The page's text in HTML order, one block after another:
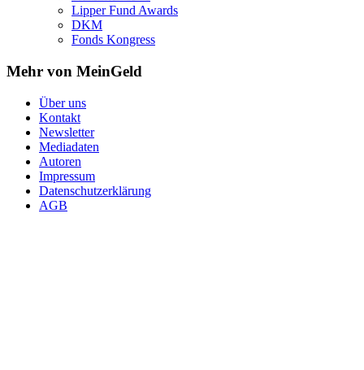
Lipper Fund Awards
DKM
Fonds Kongress
Mehr von MeinGeld
Über uns
Kontakt
Newsletter
Mediadaten
Autoren
Impressum
Datenschutzerklärung
AGB